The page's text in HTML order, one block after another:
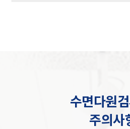
수면다원
주의사